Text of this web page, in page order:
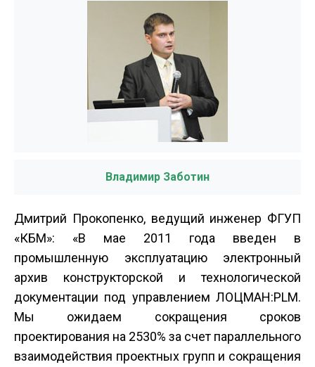
Владимир Заботин
Дмитрий Прокопенко, ведущий инженер ФГУП
«КБМ»: «В мае 2011 года введен в
промышленную эксплуатацию электронный
архив конструкторской и технологической
документации под управлением ЛОЦМАН:PLM.
Мы ожидаем сокращения сроков
проектирования на 25­30% за счет параллельного
взаимодействия проектных групп и сокращения